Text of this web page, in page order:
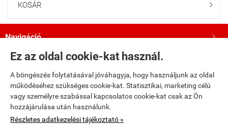
Ez az oldal cookie-kat használ.
A böngészés folytatásával jóváhagyja, hogy használjunk az oldal
működéséhez szükséges cookie-kat. Statisztikai, marketing célú
vagy személyre szabással kapcsolatos cookie-kat csak az Ön
hozzájárulása után használunk.
Részletes adatkezelési tájékoztató »
KOSÁR 
Navigáció 
Bemutatkozás
Kövess minket a Facebookon!